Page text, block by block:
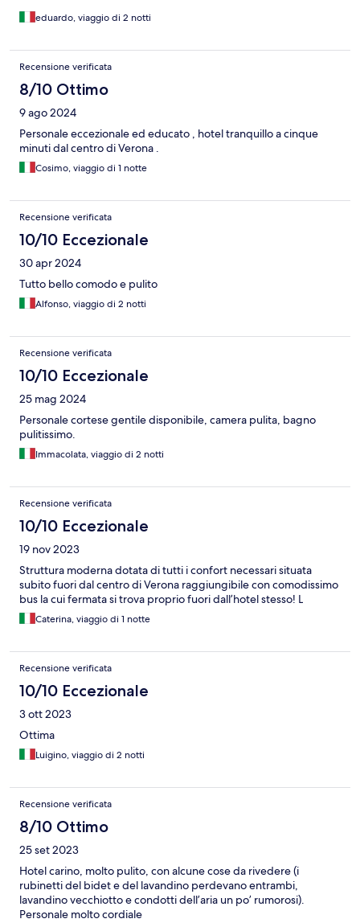
eduardo, viaggio di 2 notti
Recensione verificata
8/10 Ottimo
9 ago 2024
Personale eccezionale ed educato , hotel tranquillo a cinque
minuti dal centro di Verona .
Cosimo, viaggio di 1 notte
Recensione verificata
10/10 Eccezionale
30 apr 2024
Tutto bello comodo e pulito
Alfonso, viaggio di 2 notti
Recensione verificata
10/10 Eccezionale
25 mag 2024
Personale cortese gentile disponibile, camera pulita, bagno
pulitissimo.
Immacolata, viaggio di 2 notti
Recensione verificata
10/10 Eccezionale
19 nov 2023
Struttura moderna dotata di tutti i confort necessari situata
subito fuori dal centro di Verona raggiungibile con comodissimo
bus la cui fermata si trova proprio fuori dall’hotel stesso! L
Caterina, viaggio di 1 notte
Recensione verificata
10/10 Eccezionale
3 ott 2023
Ottima
Luigino, viaggio di 2 notti
Recensione verificata
8/10 Ottimo
25 set 2023
Hotel carino, molto pulito, con alcune cose da rivedere (i
rubinetti del bidet e del lavandino perdevano entrambi,
lavandino vecchiotto e condotti dell’aria un po’ rumorosi).
Personale molto cordiale